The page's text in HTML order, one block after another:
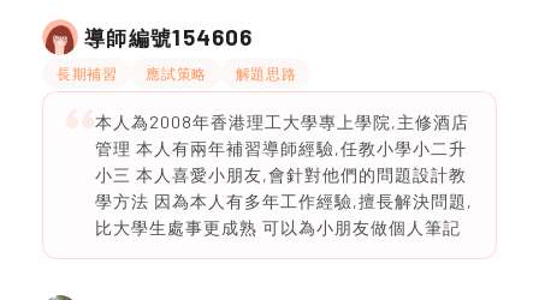
導師編號154606
長期補習 應試策略 解題思路
本人為2008年香港理工大學專上學院,主修酒店
管理 本人有兩年補習導師經驗,任教小學小二升
小三 本人喜愛小朋友,會針對他們的問題設計教
學方法 因為本人有多年工作經驗,擅長解決問題,
比大學生處事更成熟 可以為小朋友做個人筆記